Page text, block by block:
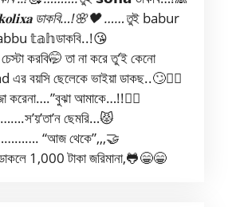
ডাকবি…!🌸🖤 ……তুই babur
𝕥𝕒𝕙ডাকবি..!😘
করবি🤭 তা না করে তু’ই কেনো
বয়সি ছেলেকে ভাইয়া ডাকছ..🙄🙅‍♀️
করেনা….”বুঝা আমাকে…!!🤦‍♀️
ছেমরি…😾
“আজ থেকে”,,,🤝
1,000 টাকা জরিমানা,🐸😁😁